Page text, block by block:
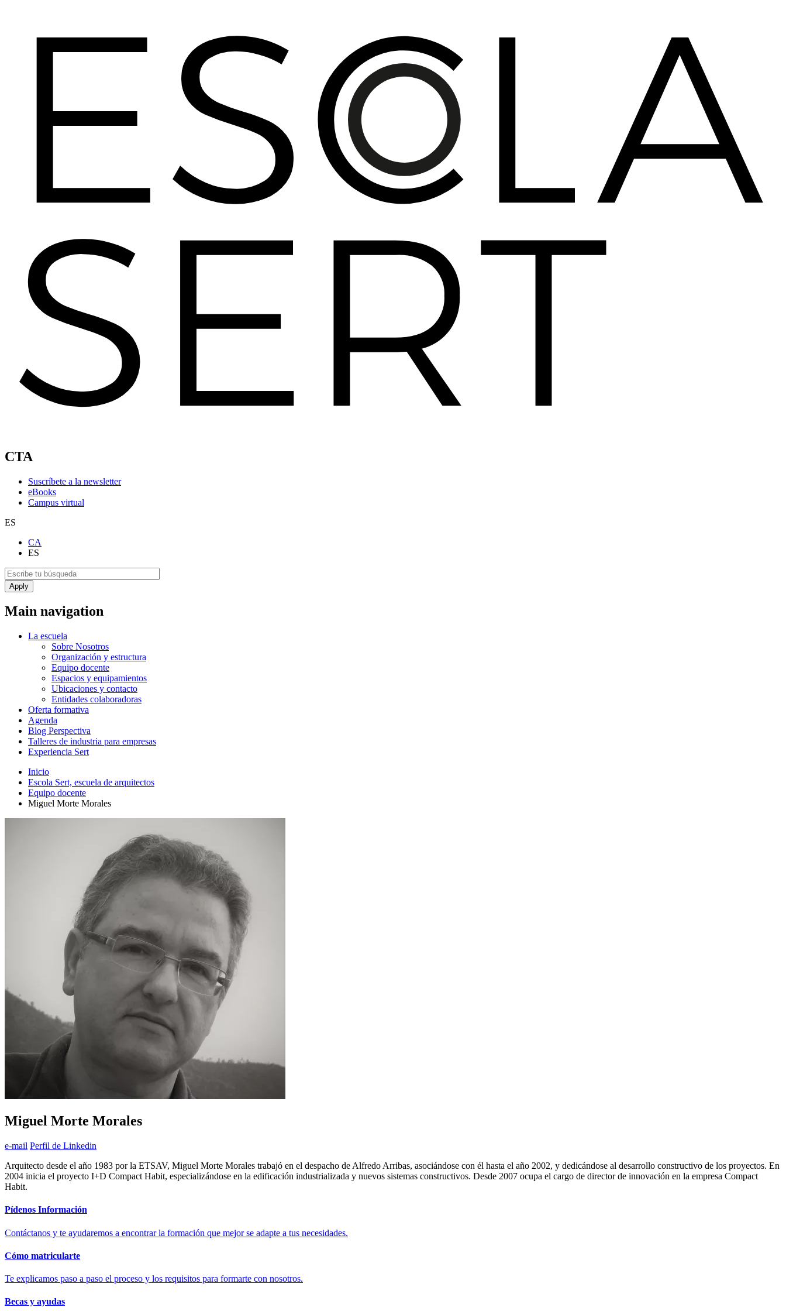
CTA
Suscríbete a la newsletter
eBooks
Campus virtual
ES
CA
ES
Main navigation
La escuela
Sobre Nosotros
Organización y estructura
Equipo docente
Espacios y equipamientos
Ubicaciones y contacto
Entidades colaboradoras
Oferta formativa
Agenda
Blog Perspectiva
Talleres de industria para empresas
Experiencia Sert
Inicio
Escola Sert, escuela de arquitectos
Equipo docente
Miguel Morte Morales
Miguel Morte Morales
e-mail Perfil de Linkedin
Arquitecto desde el año 1983 por la ETSAV, Miguel Morte Morales trabajó en el despacho de Alfredo Arribas, asociándose con él hasta el año 2002, y dedicándose al desarrollo constructivo de los proyectos. En
2004 inicia el proyecto I+D Compact Habit, especializándose en la edificación industrializada y nuevos sistemas constructivos. Desde 2007 ocupa el cargo de director de innovación en la empresa Compact
Habit.
Pídenos Información
Contáctanos y te ayudaremos a encontrar la formación que mejor se adapte a tus necesidades.
Cómo matricularte
Te explicamos paso a paso el proceso y los requisitos para formarte con nosotros.
Becas y ayudas